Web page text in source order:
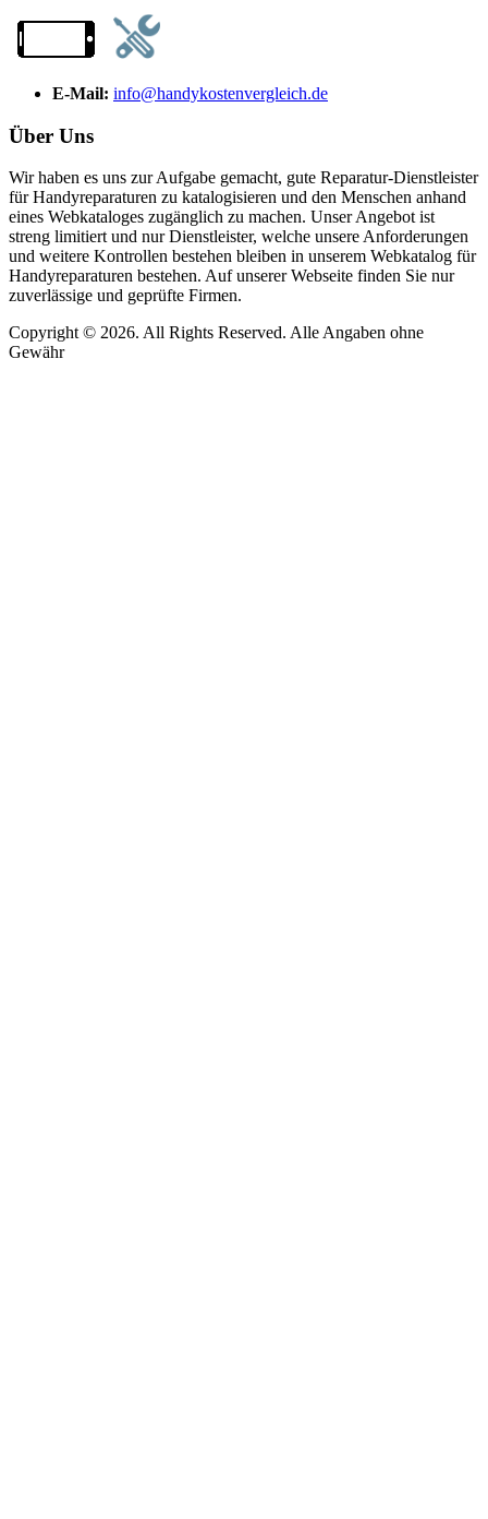
E-Mail: info@handykostenvergleich.de
Über Uns
Wir haben es uns zur Aufgabe gemacht, gute Reparatur-Dienstleister
für Handyreparaturen zu katalogisieren und den Menschen anhand
eines Webkataloges zugänglich zu machen. Unser Angebot ist
streng limitiert und nur Dienstleister, welche unsere Anforderungen
und weitere Kontrollen bestehen bleiben in unserem Webkatalog für
Handyreparaturen bestehen. Auf unserer Webseite finden Sie nur
zuverlässige und geprüfte Firmen.
Copyright © 2026. All Rights Reserved. Alle Angaben ohne
Gewähr